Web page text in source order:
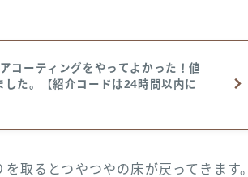
コーティングをやってよかった！値
た。【紹介コードは24時間以内に
取るとつやつやの床が戻ってきます。